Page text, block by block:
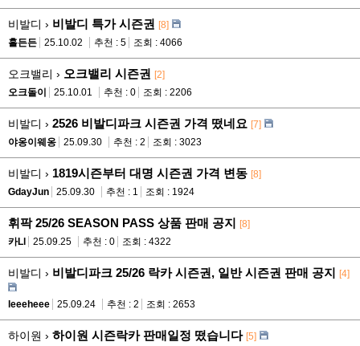
비발디 › 비발디 특가 시즌권 [8]
홀든든
25.10.02 추천 : 5 조회 : 4066
오크밸리 › 오크밸리 시즌권 [2]
오크돌이
25.10.01 추천 : 0 조회 : 2206
비발디 › 2526 비발디파크 시즌권 가격 떴네요 [7]
야옹이웨옹
25.09.30 추천 : 2 조회 : 3023
비발디 › 1819시즌부터 대명 시즌권 가격 변동 [8]
GdayJun
25.09.30 추천 : 1 조회 : 1924
휘팍 25/26 SEASON PASS 상품 판매 공지 [8]
카Ll
25.09.25 추천 : 0 조회 : 4322
비발디 › 비발디파크 25/26 락카 시즌권, 일반 시즌권 판매 공지 [4]
leeeheee 25.09.24 추천 : 2 조회 : 2653
하이원 › 하이원 시즌락카 판매일정 떴습니다 [5]